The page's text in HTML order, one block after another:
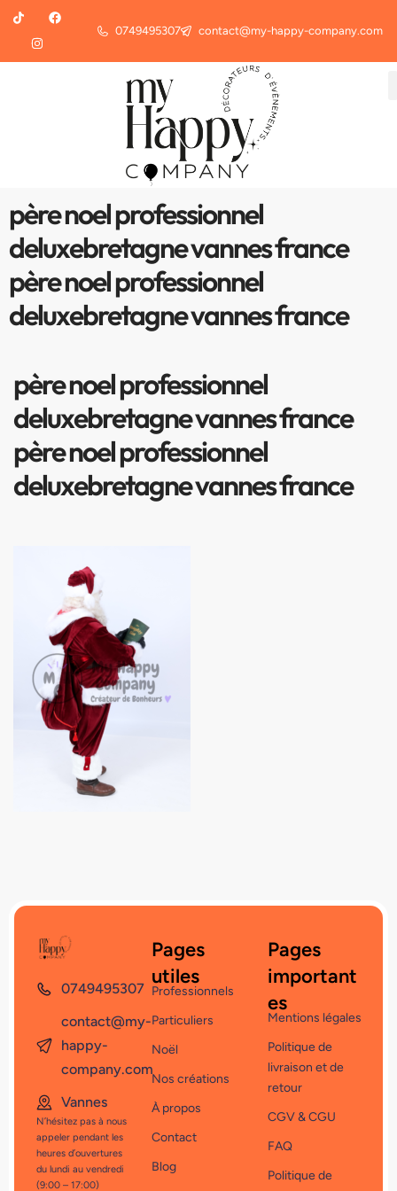
0749495307 contact@my-happy-company.com
père noel professionnel
deluxebretagne vannes france
père noel professionnel
deluxebretagne vannes france
père noel professionnel
deluxebretagne vannes france
père noel professionnel
deluxebretagne vannes france
0749495307
contact@my-
happy-
company.com
Vannes
N’hésitez pas à nous
appeler pendant les
heures d’ouvertures
du lundi au vendredi
(9:00 – 17:00)
Pages
utiles
Professionnels
Particuliers
Noël
Nos créations
À propos
Contact
Blog
Pages
important
es
Mentions légales
Politique de
livraison et de
retour
CGV & CGU
FAQ
Politique de